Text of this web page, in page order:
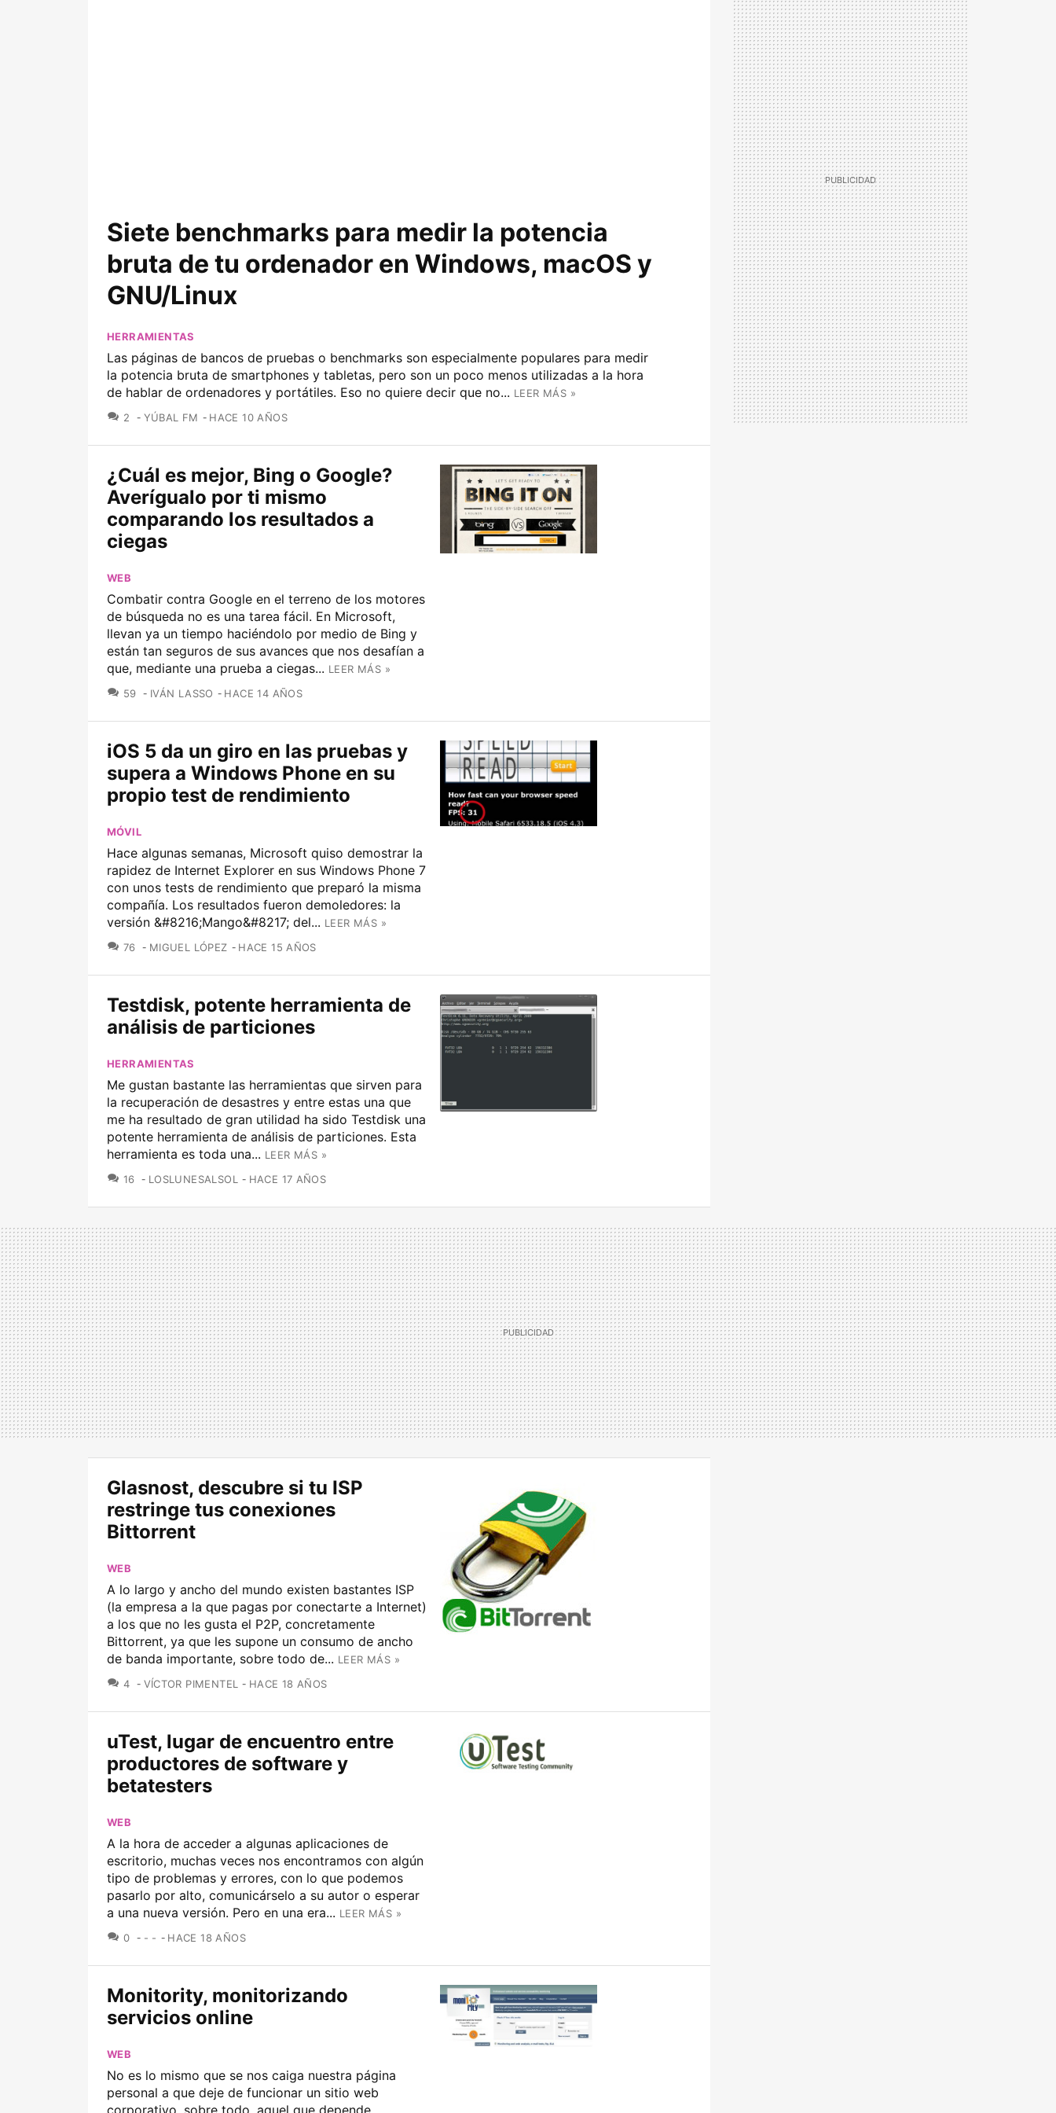
Siete benchmarks para medir la potencia
bruta de tu ordenador en Windows, macOS y
GNU/Linux
HERRAMIENTAS
Las páginas de bancos de pruebas o benchmarks son especialmente populares para medir
la potencia bruta de smartphones y tabletas, pero son un poco menos utilizadas a la hora
de hablar de ordenadores y portátiles. Eso no quiere decir que no... LEER MÁS »
2
COMENTARIOS
YÚBAL FM HACE 10 AÑOS
¿Cuál es mejor, Bing o Google?
Averígualo por ti mismo
comparando los resultados a
ciegas
WEB
Combatir contra Google en el terreno de los motores
de búsqueda no es una tarea fácil. En Microsoft,
llevan ya un tiempo haciéndolo por medio de Bing y
están tan seguros de sus avances que nos desafían a
que, mediante una prueba a ciegas... LEER MÁS »
59 COMENTARIOS
IVÁN LASSO HACE 14 AÑOS
iOS 5 da un giro en las pruebas y
supera a Windows Phone en su
propio test de rendimiento
MÓVIL
Hace algunas semanas, Microsoft quiso demostrar la
rapidez de Internet Explorer en sus Windows Phone 7
con unos tests de rendimiento que preparó la misma
compañía. Los resultados fueron demoledores: la
versión &#8216;Mango&#8217; del... LEER MÁS »
76 COMENTARIOS
MIGUEL LÓPEZ HACE 15 AÑOS
Testdisk, potente herramienta de
análisis de particiones
HERRAMIENTAS
Me gustan bastante las herramientas que sirven para
la recuperación de desastres y entre estas una que
me ha resultado de gran utilidad ha sido Testdisk una
potente herramienta de análisis de particiones. Esta
herramienta es toda una... LEER MÁS »
16 COMENTARIOS
LOSLUNESALSOL HACE 17 AÑOS
Glasnost, descubre si tu ISP
restringe tus conexiones
Bittorrent
WEB
A lo largo y ancho del mundo existen bastantes ISP
(la empresa a la que pagas por conectarte a Internet)
a los que no les gusta el P2P, concretamente
Bittorrent, ya que les supone un consumo de ancho
de banda importante, sobre todo de... LEER MÁS »
4 COMENTARIOS
VÍCTOR PIMENTEL HACE 18 AÑOS
uTest, lugar de encuentro entre
productores de software y
betatesters
WEB
A la hora de acceder a algunas aplicaciones de
escritorio, muchas veces nos encontramos con algún
tipo de problemas y errores, con lo que podemos
pasarlo por alto, comunicárselo a su autor o esperar
a una nueva versión. Pero en una era... LEER MÁS »
0 COMENTARIOS
- - HACE 18 AÑOS
Monitority, monitorizando
servicios online
WEB
No es lo mismo que se nos caiga nuestra página
personal a que deje de funcionar un sitio web
corporativo, sobre todo, aquel que depende